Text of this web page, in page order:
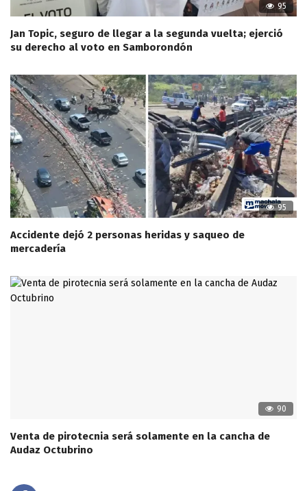
95
Jan Topic, seguro de llegar a la segunda vuelta; ejerció
su derecho al voto en Samborondón
95
Accidente dejó 2 personas heridas y saqueo de
mercadería
90
Venta de pirotecnia será solamente en la cancha de
Audaz Octubrino